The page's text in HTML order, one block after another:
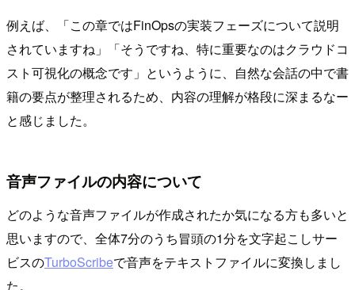
例えば、「この章ではFinOpsの実装フェーズについて説明
されていますね」「そうですね、特に重要なのはクラウドコ
スト可視化の概念です」というように、自然な会話の中で書
籍の要点が整理されるため、内容の理解が格段に深まるなー
と感じました。
音声ファイルの内容について
どのような音声ファイルが作成されたか気になる方も多いと
思いますので、全体7分のうち冒頭の1分を文字起こしサー
ビスのTurboScribeで音声をテキストファイルに変換しまし
た。